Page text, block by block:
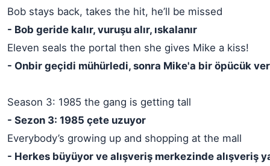
Bob stays back, takes the hit, he’ll be missed
- Bob geride kalır, vuruşu alır, ıskalanır
Eleven seals the portal then she gives Mike a kiss!
- Onbir geçidi mühürledi, sonra Mike'a bir öpücük
Season 3: 1985 the gang is getting tall
- Sezon 3: 1985 çete uzuyor
Everybody’s growing up and shopping at the mall
- Herkes büyüyor ve alışveriş merkezinde alışveriş